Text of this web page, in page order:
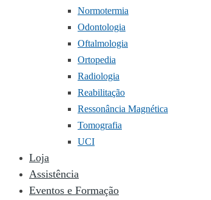
Normotermia
Odontologia
Oftalmologia
Ortopedia
Radiologia
Reabilitação
Ressonância Magnética
Tomografia
UCI
Loja
Assistência
Eventos e Formação